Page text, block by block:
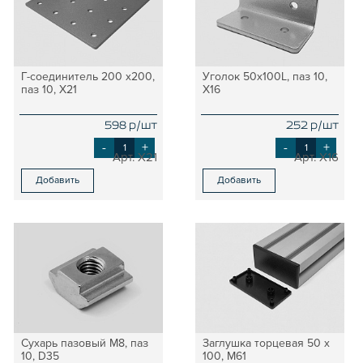
Г-соединитель 200 х200,
паз 10, X21
598 р/шт
- +
X21
Добавить
Уголок 50х100L, паз 10,
X16
252 р/шт
- +
X16
Добавить
Сухарь пазовый M8, паз
10, D35
Заглушка торцевая 50 х
100, M61